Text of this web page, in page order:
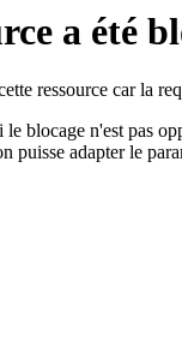
a été
ressource car la
blocage n'est pas
puisse adapter le